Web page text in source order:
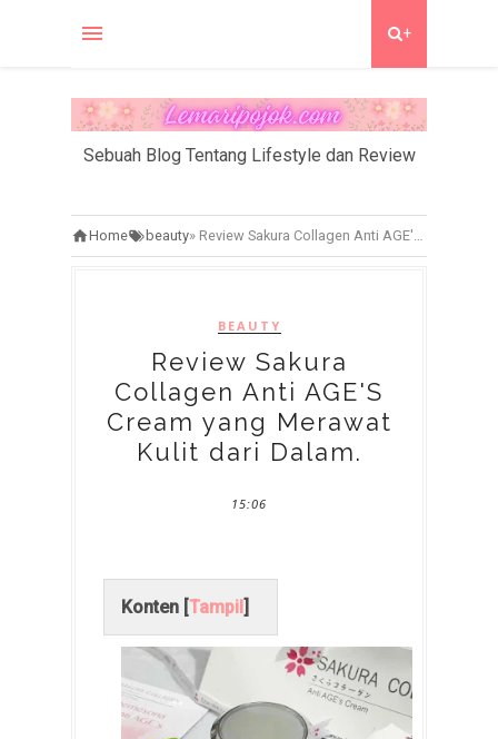
+
Sebuah Blog Tentang Lifestyle dan Review
Home beauty» Review Sakura Collagen Anti AGE'S Cream yang Merawat Kulit dari Dalam.
BEAUTY
Review Sakura
Collagen Anti AGE'S
Cream yang Merawat
Kulit dari Dalam.
15:06
Konten [Tampil]